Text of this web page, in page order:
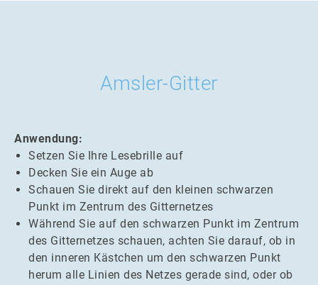
Amsler-Gitter
Anwendung:
Setzen Sie Ihre Lesebrille auf
Decken Sie ein Auge ab
Schauen Sie direkt auf den kleinen schwarzen
Punkt im Zentrum des Gitternetzes
Während Sie auf den schwarzen Punkt im Zentrum
des Gitternetzes schauen, achten Sie darauf, ob in
den inneren Kästchen um den schwarzen Punkt
herum alle Linien des Netzes gerade sind, oder ob